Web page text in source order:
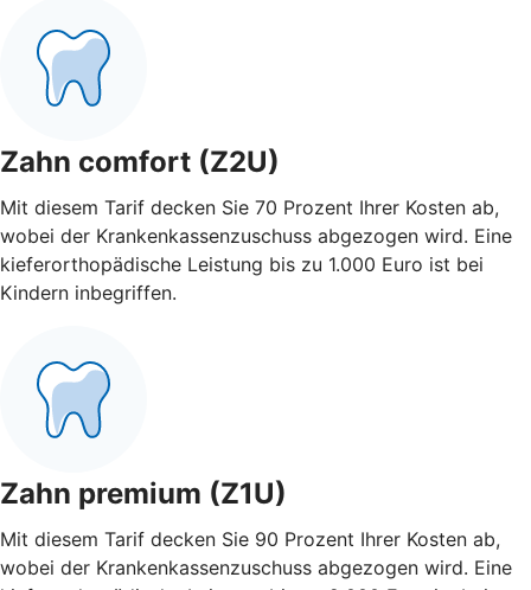
Zahn comfort (Z2U)
Mit diesem Tarif decken Sie 70 Prozent Ihrer Kosten ab,
wobei der Krankenkassenzuschuss abgezogen wird. Eine
kieferorthopädische Leistung bis zu 1.000 Euro ist bei
Kindern inbegriffen.
Zahn premium (Z1U)
Mit diesem Tarif decken Sie 90 Prozent Ihrer Kosten ab,
wobei der Krankenkassenzuschuss abgezogen wird. Eine